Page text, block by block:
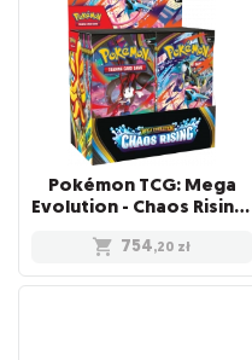
Pokémon TCG: Mega
Evolution - Chaos Rising - Booster Display (36)
754,20 zł